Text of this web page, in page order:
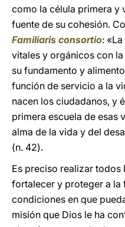
como la célula primera y
fuente de su cohesión.
Familiaris consortio:
vitales y orgánicos con
su fundamento y
función de servicio a la
nacen los ciudadanos, y
primera escuela de esas
alma de la vida y del
(n. 42).­
Es preciso realizar
fortalecer y proteger a la
condiciones en que
misión que Dios le ha